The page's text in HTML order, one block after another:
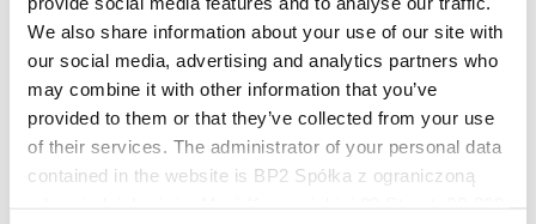
We also share information about your use of our site with
our social media, advertising and analytics partners who
may combine it with other information that you’ve
provided to them or that they’ve collected from your use
of their services. The administrator of your personal data
contained in the website is BP2 Spółka z ograniczoną
Hilfreiche Links
Referenzobjekte und Inspirationen
Beschichtungen, Farben und Garantien
Garantie-Registrierung
Herunterladen
BIM-Bibliothek
PRODUKT ANFRAGEN
Herunterladen
Kontakt